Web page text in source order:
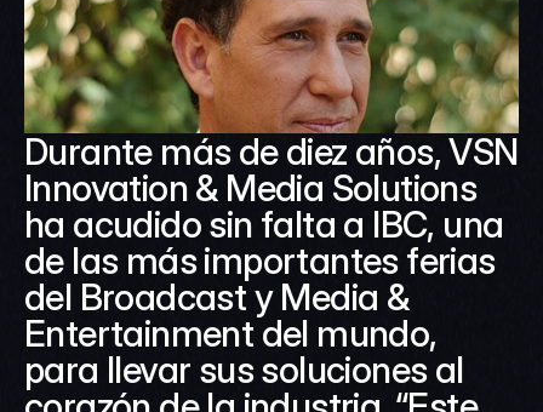
VSN Arena
VSN News Connect
VSN News Connect
Smart Scheduling
VSNExplorer + VSNCrea
Durante más de diez años, VSN
Innovation & Media Solutions
ha acudido sin falta a IBC, una
de las más importantes ferias
del Broadcast y Media &
Entertainment del mundo,
para llevar sus soluciones al